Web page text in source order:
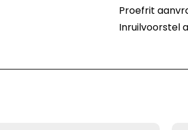
Proefrit
Inruilvoorstel